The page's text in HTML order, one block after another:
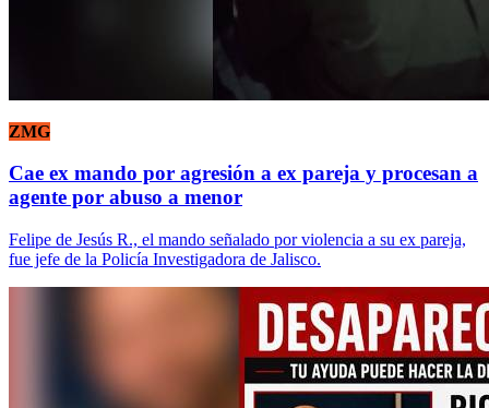
ZMG
Cae ex mando por agresión a ex pareja y procesan a
agente por abuso a menor
Felipe de Jesús R., el mando señalado por violencia a su ex pareja,
fue jefe de la Policía Investigadora de Jalisco.